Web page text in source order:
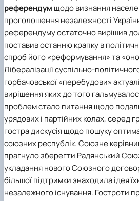
Підготовка до вступу в
Правила прийому 2026
Контактні дані
Профорієнтаційна
Дні відкритих
Інформація і
HistoryEU
референдум щодо визнання
проголошення незалежності
референдуму остаточно вирішив
поставив останню крапку в
спроб його «реформування» та
Лібералізації суспільно-
горбачовської «перебудови»
вирішення яких до того
проблем стало питання щодо
урядових і партійних колах, серед
гостра дискусія щодо пошуку
союзних республік. Союзне
прагнуло зберегти Радянський
укладання нового Союзного
більшої підтримки знаходила ідея
незалежного існування. Гостроти